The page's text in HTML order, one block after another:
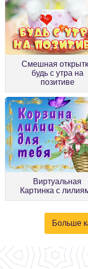
Смешная
будь с утра на
позитиве
Виртуальная
Картинка с
Больше